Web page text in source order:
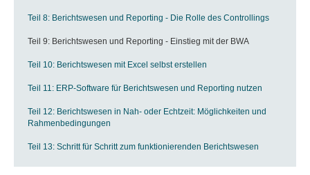
Teil 8: Berichtswesen und Reporting - Die Rolle des Controllings
Teil 9: Berichtswesen und Reporting - Einstieg mit der BWA
Teil 10: Berichtswesen mit Excel selbst erstellen
Teil 11: ERP-Software für Berichtswesen und Reporting nutzen
Teil 12: Berichtswesen in Nah- oder Echtzeit: Möglichkeiten und
Rahmenbedingungen
Teil 13: Schritt für Schritt zum funktionierenden Berichtswesen